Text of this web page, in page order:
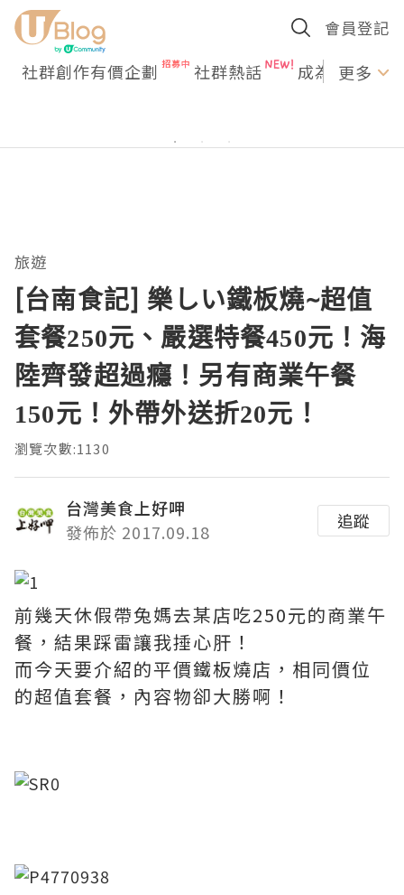
會員登記
社群創作有價企劃 社群熱話 成為U更多
旅遊
[台南食記] 樂しい鐵板燒~超值
套餐250元、嚴選特餐450元！海
陸齊發超過癮！另有商業午餐
150元！外帶外送折20元！
瀏覽次數:1130
台灣美食上好呷
發佈於 2017.09.18
追蹤
前幾天休假帶兔媽去某店吃250元的商業午
餐，結果踩雷讓我捶心肝！
而今天要介紹的平價鐵板燒店，相同價位
的超值套餐，內容物卻大勝啊！